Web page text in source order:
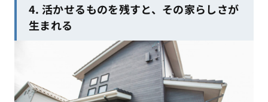
4. 活かせるものを残すと、その家らしさが
生まれる